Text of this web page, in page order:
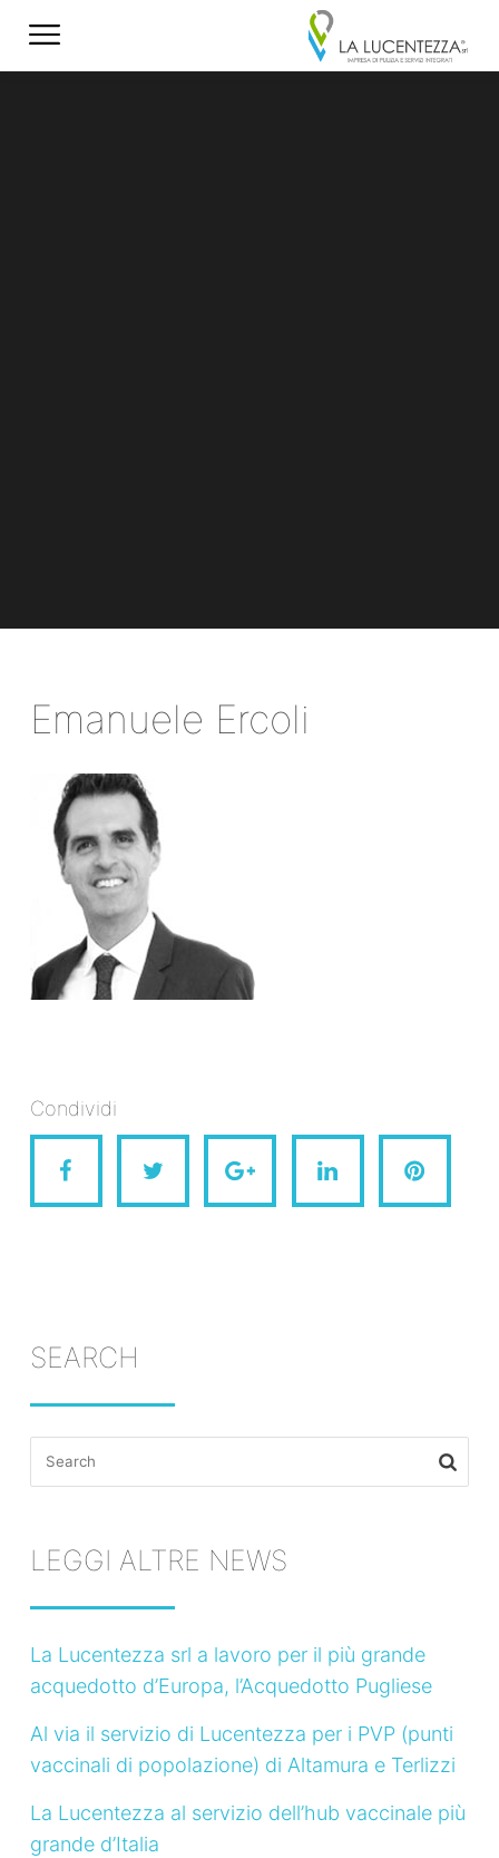
Emanuele Ercoli
Condividi
SEARCH
Search
for:
LEGGI ALTRE NEWS
La Lucentezza srl a lavoro per il più grande
acquedotto d’Europa, l’Acquedotto Pugliese
Al via il servizio di Lucentezza per i PVP (punti
vaccinali di popolazione) di Altamura e Terlizzi
La Lucentezza al servizio dell’hub vaccinale più
grande d’Italia